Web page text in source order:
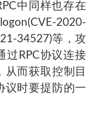
中同样也存在
2020-
34527)等，攻
过RPC协议连接
从而获取控制目
议时要提防的一